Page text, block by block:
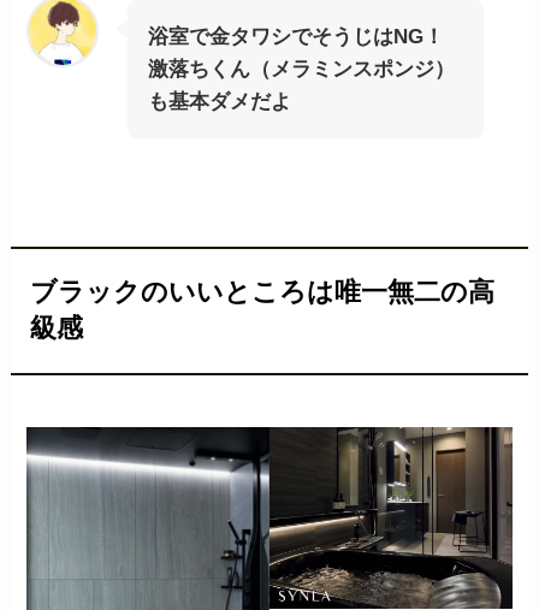
浴室で金タワシでそうじはNG！
激落ちくん（メラミンスポンジ）
も基本ダメだよ
ブラックのいいところは唯一無二の高
級感